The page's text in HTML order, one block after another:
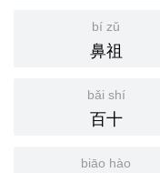
bí zǔ
鼻祖
bǎi shí
百十
biāo hào